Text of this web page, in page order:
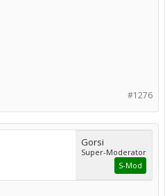
#1276
Gorsi
Super-Moderator
S-Mod